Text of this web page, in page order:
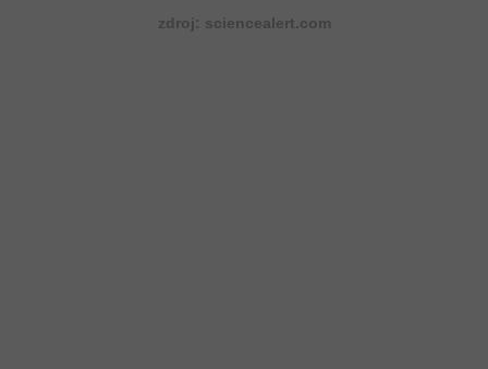
zdroj: sciencealert.com